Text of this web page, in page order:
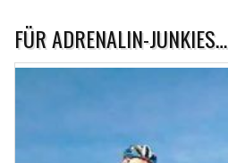
FÜR ADRENALIN-JUNKIES…